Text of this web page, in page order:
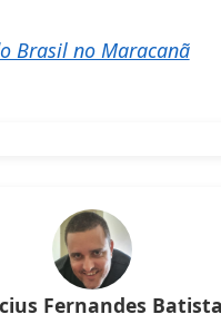
Brasil no Maracanã
Fernandes